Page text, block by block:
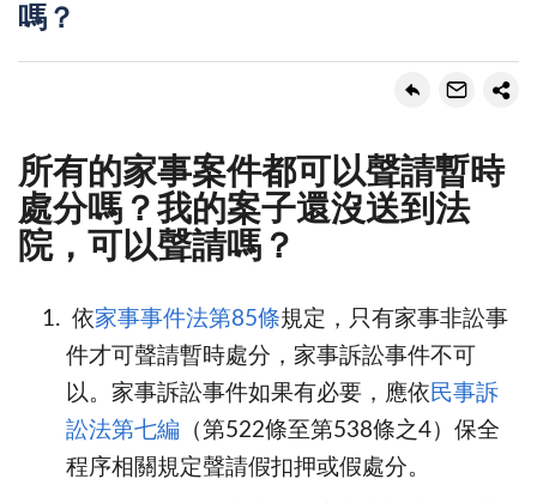
嗎？
所有的家事案件都可以聲請暫時
處分嗎？我的案子還沒送到法
院，可以聲請嗎？
依家事事件法第85條規定，只有家事非訟事
件才可聲請暫時處分，家事訴訟事件不可
以。家事訴訟事件如果有必要，應依 民事訴
訟法第七編 （第522條至第538條之4）保全
程序相關規定聲請假扣押或假處分。